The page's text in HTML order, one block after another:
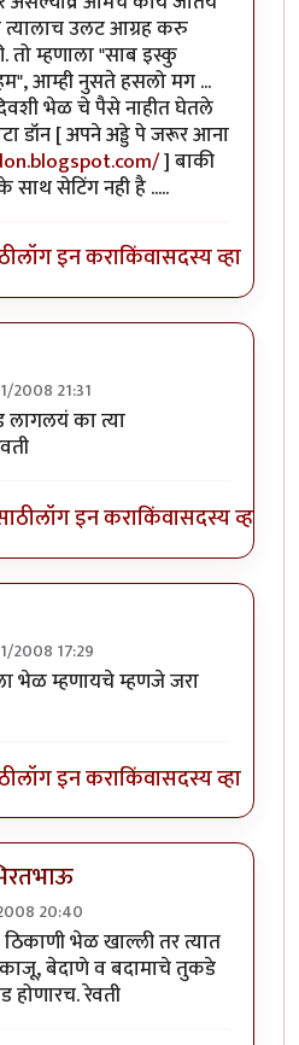
त्यालाच उलट आग्रह करु
म्हणाला "साब इस्कु
आम्ही नुसते हसलो मग ...
भेळ चे पैसे नाहीत घेतले
डॉन [ अपने अड्डे पे जरूर आना
] बाकी
साथ सेटिंग नही है .....
लॉग इन कराकिंवासदस्य व्हा
2008 21:31
आहे ...byछोटा डॉन
लागलयं का त्या
लॉग इन कराकिंवासदस्य व्हा
2008 17:29
बटाटा पक्षाचे राज्य आहे.
भेळ म्हणायचे म्हणजे जरा
लॉग इन कराकिंवासदस्य व्हा
20:40
बटाटा पक्षाचे राज्य आहे.
भेळ खाल्ली तर त्यात
बेदाणे व बदामाचे तुकडे
होणारच. रेवती